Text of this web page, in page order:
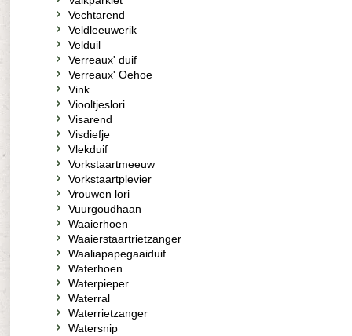
Vechtarend
Veldleeuwerik
Velduil
Verreaux' duif
Verreaux' Oehoe
Vink
Viooltjeslori
Visarend
Visdiefje
Vlekduif
Vorkstaartmeeuw
Vorkstaartplevier
Vrouwen lori
Vuurgoudhaan
Waaierhoen
Waaierstaartrietzanger
Waaliapapegaaiduif
Waterhoen
Waterpieper
Waterral
Waterrietzanger
Watersnip